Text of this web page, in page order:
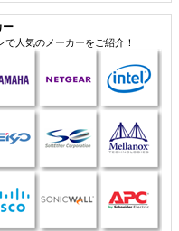
ー
で人気のメーカーをご紹介！